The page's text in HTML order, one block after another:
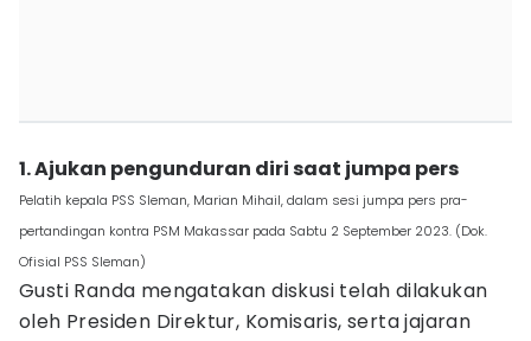
1. Ajukan pengunduran diri saat jumpa pers
Pelatih kepala PSS Sleman, Marian Mihail, dalam sesi jumpa pers pra-
pertandingan kontra PSM Makassar pada Sabtu 2 September 2023. (Dok.
Ofisial PSS Sleman)
Gusti Randa mengatakan diskusi telah dilakukan
oleh Presiden Direktur, Komisaris, serta jajaran